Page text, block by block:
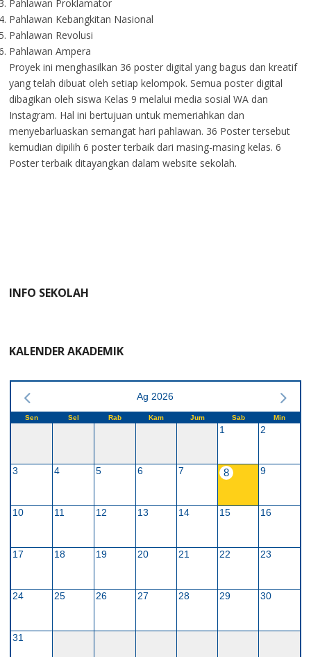
Pahlawan Proklamator
Pahlawan Kebangkitan Nasional
Pahlawan Revolusi
Pahlawan Ampera
Proyek ini menghasilkan 36 poster digital yang bagus dan kreatif
yang telah dibuat oleh setiap kelompok. Semua poster digital
dibagikan oleh siswa Kelas 9 melalui media sosial WA dan
Instagram. Hal ini bertujuan untuk memeriahkan dan
menyebarluaskan semangat hari pahlawan. 36 Poster tersebut
kemudian dipilih 6 poster terbaik dari masing-masing kelas. 6
Poster terbaik ditayangkan dalam website sekolah.
INFO SEKOLAH
KALENDER AKADEMIK
Ag 2026
Sen Sel Rab Kam Jum Sab Min
1 2
3 4 5 6 7 8 9
10 11 12 13 14 15 16
17 18 19 20 21 22 23
24 25 26 27 28 29 30
31